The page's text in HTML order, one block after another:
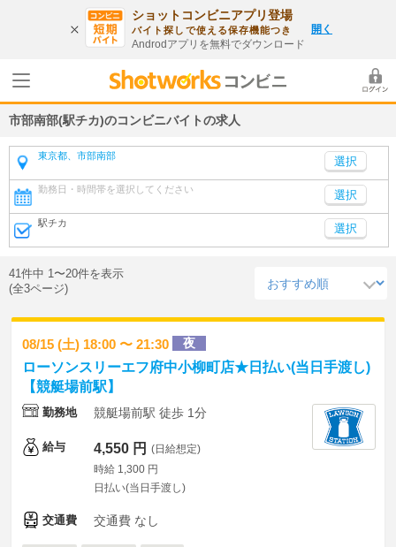
ショットコンビニアプリ登場
バイト探しで使える保存機能つき
Androdアプリを無料でダウンロード
開く
市部南部(駅チカ)のコンビニバイトの求人
東京都、市部南部
勤務日・時間帯を選択してください 選択
駅チカ 選択
41件中 1〜20件を表示
(全3ページ)
08/15 (土) 18:00 〜 21:30 夜
ローソンスリーエフ府中小柳町店★日払い(当日手渡し)
【競艇場前駅】
勤務地 競艇場前駅 徒歩 1分
給与 4,550 円 (日給想定)
時給 1,300 円
日払い(当日手渡し)
交通費 交通費 なし